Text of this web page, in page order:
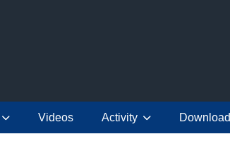
Videos Activity Download